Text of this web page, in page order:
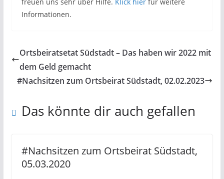
Informationen.
Ortsbeiratsetat Südstadt – Das haben wir 2022 mit
dem Geld gemacht
#Nachsitzen zum Ortsbeirat Südstadt, 02.02.2023
Das könnte dir auch gefallen
#Nachsitzen zum Ortsbeirat Südstadt,
05.03.2020